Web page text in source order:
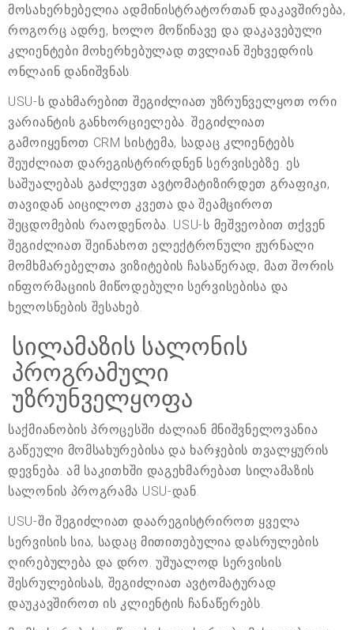
მოსახერხებელია ადმინისტრატორთან დაკავშირება,
როგორც ადრე, ხოლო მოწინავე და დაკავებული
კლიენტები მოხერხებულად თვლიან შეხვედრის
ონლაინ დანიშვნას.
USU-ს დახმარებით შეგიძლიათ უზრუნველყოთ ორი
ვარიანტის განხორციელება. შეგიძლიათ
გამოიყენოთ CRM სისტემა, სადაც კლიენტებს
შეუძლიათ დარეგისტრირდნენ სერვისებზე. ეს
საშუალებას გაძლევთ ავტომატიზირდეთ გრაფიკი,
თავიდან აიცილოთ კვეთა და შეამციროთ
შეცდომების რაოდენობა. USU-ს მეშვეობით თქვენ
შეგიძლიათ შეინახოთ ელექტრონული ჟურნალი
მომხმარებელთა ვიზიტების ჩასაწერად, მათ შორის
ინფორმაციის მიწოდებული სერვისებისა და
ხელოსნების შესახებ.
სილამაზის სალონის
პროგრამული
უზრუნველყოფა
საქმიანობის პროცესში ძალიან მნიშვნელოვანია
გაწეული მომსახურებისა და ხარჯების თვალყურის
დევნება. ამ საკითხში დაგეხმარებათ სილამაზის
სალონის პროგრამა USU-დან.
USU-ში შეგიძლიათ დაარეგისტრიროთ ყველა
სერვისის სია, სადაც მითითებულია დასრულების
ღირებულება და დრო. უშუალოდ სერვისის
შესრულებისას, შეგიძლიათ ავტომატურად
დაუკავშიროთ ის კლიენტის ჩანაწერებს.